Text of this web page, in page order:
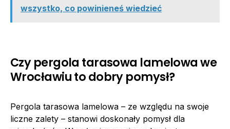
wszystko, co powinieneś wiedzieć
Czy pergola tarasowa lamelowa we
Wrocławiu to dobry pomysł?
Pergola tarasowa lamelowa – ze względu na swoje
liczne zalety – stanowi doskonały pomysł dla